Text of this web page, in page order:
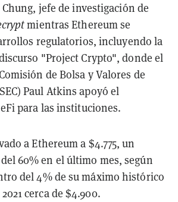
jefe de investigación de
mientras Ethereum se
regulatorios, incluyendo la
"Project Crypto", donde el
de Bolsa y Valores de
Paul Atkins apoyó el
para las instituciones.
a Ethereum a $4.775, un
60% en el último mes, según
del 4% de su máximo histórico
cerca de $4.900.